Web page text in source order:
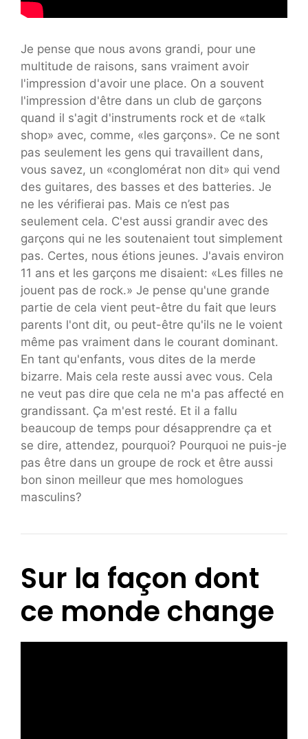
Je pense que nous avons grandi, pour une
multitude de raisons, sans vraiment avoir
l'impression d'avoir une place. On a souvent
l'impression d'être dans un club de garçons
quand il s'agit d'instruments rock et de «talk
shop» avec, comme, «les garçons». Ce ne sont
pas seulement les gens qui travaillent dans,
vous savez, un «conglomérat non dit» qui vend
des guitares, des basses et des batteries. Je
ne les vérifierai pas. Mais ce n’est pas
seulement cela. C'est aussi grandir avec des
garçons qui ne les soutenaient tout simplement
pas. Certes, nous étions jeunes. J'avais environ
11 ans et les garçons me disaient: «Les filles ne
jouent pas de rock.» Je pense qu'une grande
partie de cela vient peut-être du fait que leurs
parents l'ont dit, ou peut-être qu'ils ne le voient
même pas vraiment dans le courant dominant.
En tant qu'enfants, vous dites de la merde
bizarre. Mais cela reste aussi avec vous. Cela
ne veut pas dire que cela ne m'a pas affecté en
grandissant. Ça m'est resté. Et il a fallu
beaucoup de temps pour désapprendre ça et
se dire, attendez, pourquoi? Pourquoi ne puis-je
pas être dans un groupe de rock et être aussi
bon sinon meilleur que mes homologues
masculins?
Sur la façon dont
ce monde change